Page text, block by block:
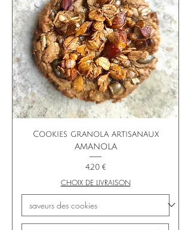
Cookies granola artisanaux
AMANOLA
Prix
4,20 €
CHOIX DE LIVRAISON